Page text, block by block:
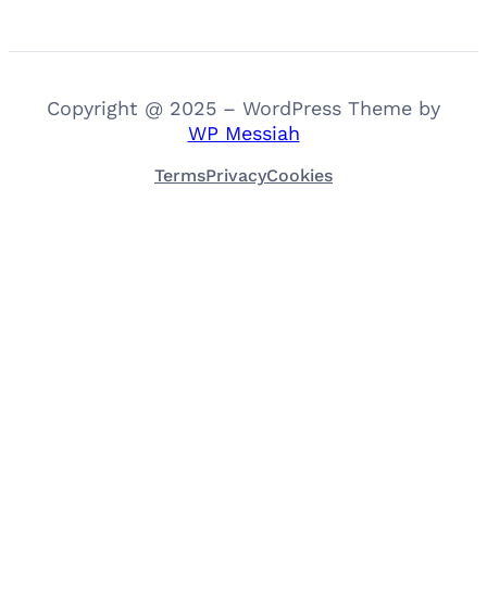
Copyright @ 2025 – WordPress Theme by
WP Messiah
TermsPrivacyCookies